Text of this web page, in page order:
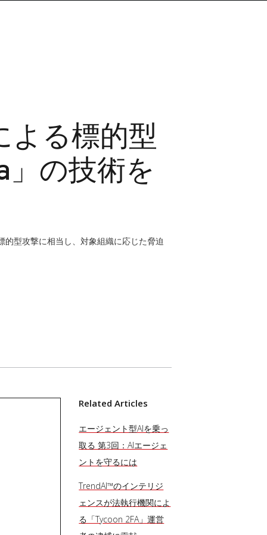
よる標的型
の技術を
型攻撃に相当し、対象組織に応じた脅迫
Related Articles
エージェント型AIを乗っ
取る 第3回：AIエージェ
ントを守るには
TrendAI™のインテリジ
ェンスが法執行機関によ
る「Tycoon 2FA」運営